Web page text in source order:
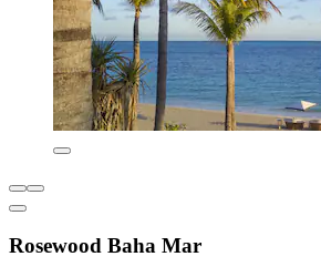
Rosewood Baha Mar